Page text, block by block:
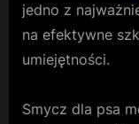
jedno z
na efektywne
umiejętności.
Smycz dla psa